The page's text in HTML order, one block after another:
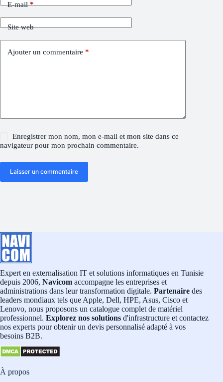
E-mail*
Site web
Ajouter un commentaire *
Enregistrer mon nom, mon e-mail et mon site dans ce
navigateur pour mon prochain commentaire.
Laisser un commentaire
Expert en externalisation IT et solutions informatiques en Tunisie
depuis 2006, Navicom accompagne les entreprises et
administrations dans leur transformation digitale. Partenaire des
leaders mondiaux tels que Apple, Dell, HPE, Asus, Cisco et
Lenovo, nous proposons un catalogue complet de matériel
professionnel. Explorez nos solutions d'infrastructure et contactez
nos experts pour obtenir un devis personnalisé adapté à vos
besoins B2B.
À propos